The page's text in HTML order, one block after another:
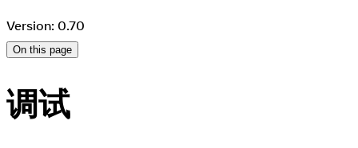
Version: 0.70
On this page
调试